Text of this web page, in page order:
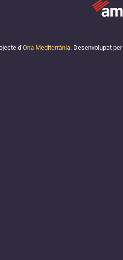
d’Ona Mediterrània.Desenvolupat per